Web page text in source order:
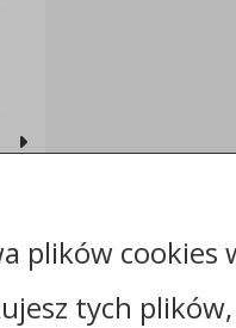
plików cookies
tych